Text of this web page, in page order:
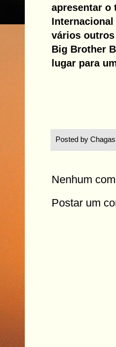
apresentar o
Internacional
vários
Big Brother
lugar para
Posted by
Nenhum
Postar um